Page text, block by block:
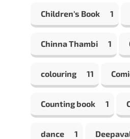
Children's Book 1
Chinna Thambi 1
colouring 11
Counting book 1
dance 1